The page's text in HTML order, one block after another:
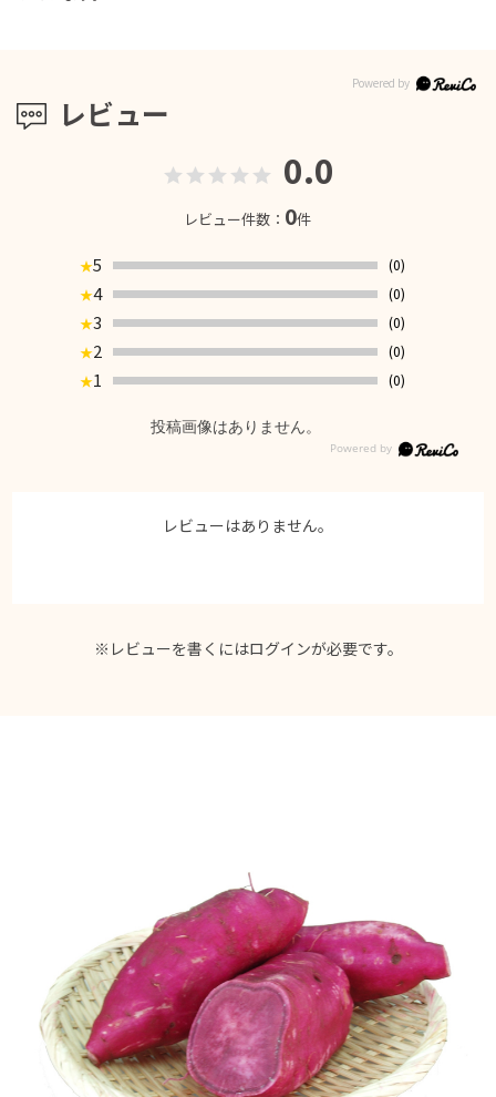
レビュー
0.0
レビュー件数： 0件
★5
(0)
★4
(0)
★3
(0)
★2
(0)
★1 (0)
投稿画像はありません。
レビューはありません。
※レビューを書くにはログインが必要です。